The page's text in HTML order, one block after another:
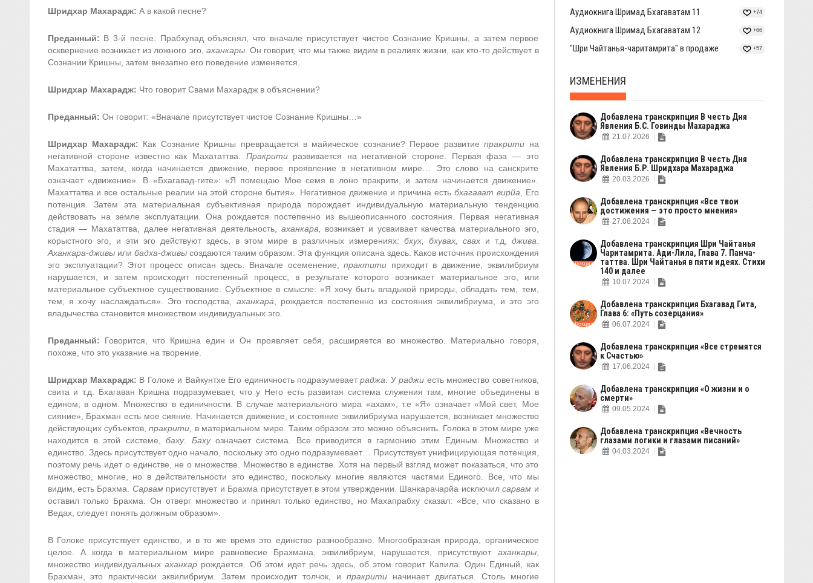
Шридхар Махарадж: А в какой песне?
Преданный: В 3-й песне. Прабхупад объяснял, что вначале присутствует чистое Сознание Кришны, а затем первое
осквернение возникает из ложного эго, аханкары. Он говорит, что мы также видим в реалиях жизни, как кто-то действует в
Сознании Кришны, затем внезапно его поведение изменяется.
Шридхар Махарадж: Что говорит Свами Махарадж в объяснении?
Преданный: Он говорит: «Вначале присутствует чистое Сознание Кришны…»
Шридхар Махарадж: Как Сознание Кришны превращается в майическое сознание? Первое развитиепракрити на
негативной стороне известно как Махататтва. Пракритиразвивается на негативной стороне. Первая фаза — это
Махататтва, затем, когда начинается движение, первое проявление в негативном мире… Это слово на санскрите
означает «движение». В «Бхагавад-гите»: «Я помещаю Мое семя в лоно пракрити, и затем начинается движение».
Махаттатва и все остальные реалии на этой стороне бытия». Негативное движение и причина есть бхагават вирйа , Его
потенция. Затем эта материальная субъективная природа порождает индивидуальную материальную тенденцию
действовать на земле эксплуатации. Она рождается постепенно из вышеописанного состояния. Первая негативная
стадия — Махататтва, далее негативная деятельность, аханкара,
возникает и усваивает качества материального эго,
корыстного эго, и эти эго действуют здесь, в этом мире в различных измерениях:бхух, бхувах, свахи т.д, джива
Аханкара-дживы или бадха-дживысоздаются таким образом. Эта функция описана здесь. Каков источник происхождения
эго эксплуатации? Этот процесс описан здесь. Вначале осеменение,практити приходит в движение, эквилибриум
нарушается, и затем происходит постепенный процесс, в результате которого возникает материальное эго, или
материальное субъектное существование. Субъектное в смысле: «Я хочу быть владыкой природы, обладать тем, тем,
тем, я хочу наслаждаться». Эго господства, аханкара , рождается постепенно из состояния эквилибриума, и это эго
владычества становится множеством индивидуальных эго.
Преданный: Говорится, что Кришна един и Он проявляет себя, расширяется во множество. Материально говоря,
похоже, что это указание на творение.
Шридхар Махарадж: В Голоке и Вайкунтхе Его единичность подразумеваетраджа . Ураджи есть множество советников,
свита и т.д. Бхагаван Кришна подразумевает, что у Него есть развитая система служения там, многие объединены в
едином, в одном. Множество в единичности. В случае материального мира «ахам», т.е «Я» означает «Мой свет, Мое
сияние», Брахман есть мое сияние. Начинается движение, и состояние эквилибриума нарушается, возникает множество
действующих субъектов,пракрити,
в материальном мире. Таким образом это можно объяснить. Голока в этом мире уже
находится в этой системе,баху. Бахуозначает система. Все приводится в гармонию этим Единым. Множество и
единство. Здесь присутствует одно начало, поскольку это одно подразумевает… Присутствует унифицирующая потенция,
поэтому речь идет о единстве, не о множестве. Множество в единстве. Хотя на первый взгляд может показаться, что это
множество, многие, но в действительности это единство, поскольку многие являются частями Единого. Все, что мы
видим, есть Брахма. Сарвамприсутствует и Брахма присутствует в этом утверждении. Шанкарачарйа исключилсарвам и
оставил только Брахма. Он отверг множество и принял только единство, но Махапрабху сказал: «Все, что сказано в
Ведах, следует понять должным образом».
В Голоке присутствует единство, и в то же время это единство разнообразно. Многообразная природа, органическое
целое. А когда в материальном мире равновесие Брахмана, эквилибриум, нарушается, присутствуют аханкары,
множество индивидуальныхаханкар рождается. Об этом идет речь здесь, об этом говорит Капила. Один Единый, как
Брахман, это практически эквилибриум. Затем происходит толчок, и пракритиначинает двигаться. Столь многие
Аудиокнига Шримад Бхагаватам 11 +74
Аудиокнига Шримад Бхагаватам 12 +66
"Шри Чайтанья-чаритамрита" в продаже +57
ИЗМЕНЕНИЯ
Добавлена транскрипция В честь Дня
Явления Б.С. Говинды Махараджа
21.07.2026
Добавлена транскрипция В честь Дня
Явления Б.Р. Шридхара Махараджа
20.03.2026
Добавлена транскрипция «Все твои
достижения — это просто мнения»
27.08.2024
Добавлена транскрипция Шри Чайтанья
Чаритамрита. Ади-Лила, Глава 7. Панча-
таттва. Шри Чайтанья в пяти идеях. Стихи
140 и далее
10.07.2024
Добавлена транскрипция Бхагавад Гита,
Глава 6: «Путь созерцания»
06.07.2024
Добавлена транскрипция «Все стремятся
к Счастью»
17.06.2024
Добавлена транскрипция «О жизни и о
смерти»
09.05.2024
Добавлена транскрипция «Вечность
глазами логики и глазами писаний»
04.03.2024